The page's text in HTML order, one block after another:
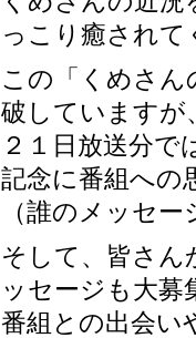
っこり癒されて
この「くめさん
破していますが
２１日放送分
記念に番組への
（誰のメッセ
そして、皆さ
ッセージも大募
番組との出会い